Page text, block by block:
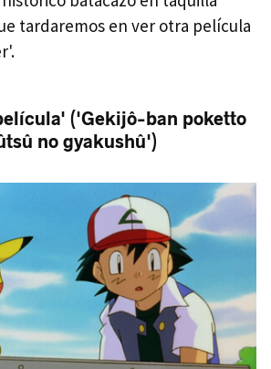
tardaremos en ver otra película
('Gekijô-ban poketto
no gyakushû')